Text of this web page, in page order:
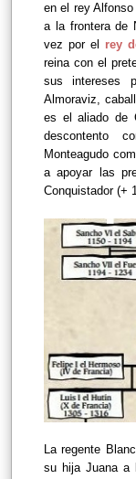
en el rey
a la frontera de
vez por el rey
reina con el
sus intereses
Almoraviz,
es el aliado de
descontento
Monteagudo
a apoyar las
Conquistador (+
La regente
su hija Juana a